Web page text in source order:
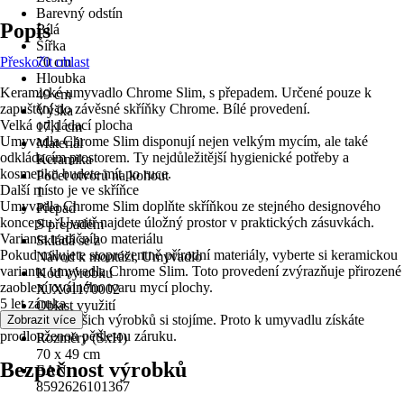
Barevný odstín
Bílá
Šířka
70 cm
Hloubka
49 cm
Výška
17,1 cm
Materiál
Keramika
Počet otvorů na kohout
1
Přepad
S přepadem
Skládá se z
Návod k montáži, Umyvadlo
Kód výrobku
XJX01170002
Oblast využití
Interiér
Rozměry (ŠxH)
70 x 49 cm
EAN
8592626101367
Popis
Přeskočit oblast
Keramické umyvadlo Chrome Slim, s přepadem. Určené pouze k
zapuštění do závěsné skříňky Chrome. Bílé provedení.
Velká odkládací plocha
Umyvadla Chrome Slim disponují nejen velkým mycím, ale také
odkládacím prostorem. Ty nejdůležitější hygienické potřeby a
kosmetiku budete mít po ruce.
Další místo je ve skříňce
Umyvadla Chrome Slim doplňte skříňkou ze stejného designového
konceptu. Uvnitř najdete úložný prostor v praktických zásuvkách.
Varianta tradičního materiálu
Pokud milujete stoprocentně přírodní materiály, vyberte si keramickou
variantu umyvadla Chrome Slim. Toto provedení zvýrazňuje přirozené
zaoblení oválného tvaru mycí plochy.
5 let záruka
Za kvalitou našich výrobků si stojíme. Proto k umyvadlu získáte
prodlouženou pětiletou záruku.
Zobrazit více
Bezpečnost výrobků